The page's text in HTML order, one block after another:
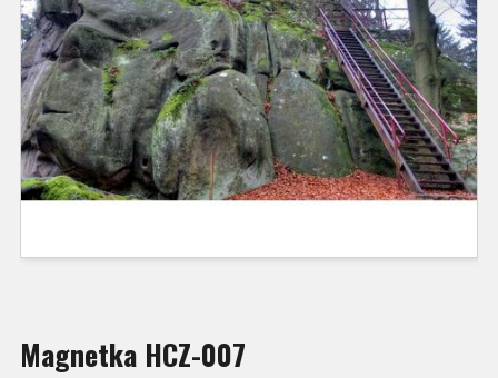
Magnetka HCZ-007